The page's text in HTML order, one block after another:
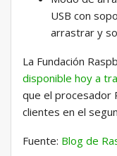
USB con
arrastrar y
La Fundación
disponible hoy a
que el procesador
clientes en el
Fuente: Blog de